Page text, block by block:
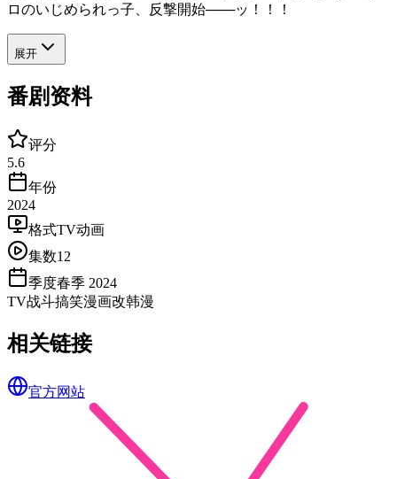
ロのいじめられっ子、反撃開始───ッ！！！
展开
番剧资料
评分
5.6
年份
2024
格式TV动画
集数12
季度春季 2024
TV战斗搞笑漫画改韩漫
相关链接
官方网站